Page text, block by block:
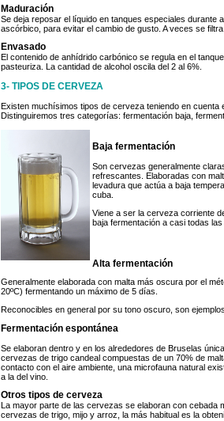
Maduración
Se deja reposar el líquido en tanques especiales durante
ascórbico, para evitar el cambio de gusto. A veces se
Envasado
El contenido de anhídrido carbónico se regula en el
pasteuriza. La cantidad de alcohol oscila del 2 al 6%.
3- TIPOS DE CERVEZA
Existen muchísimos tipos de cerveza teniendo en cuenta
Distinguiremos tres categorías: fermentación baja,
Baja fermentación
Son cervezas generalmente
refrescantes. Elaboradas con
levadura que actúa a baja
cuba.
Viene a ser la cerveza corriente
baja fermentación a casi todas
Alta fermentación
Generalmente elaborada con malta más oscura por el
20ºC) fermentando un máximo de 5 días.
Reconocibles en general por su tono oscuro, son
Fermentación espontánea
Se elaboran dentro y en los alrededores de Bruselas
cervezas de trigo candeal compuestas de un 70% de
contacto con el aire ambiente, una microfauna natural
a la del vino.
Otros tipos de cerveza
La mayor parte de las cervezas se elaboran con cebada
cervezas de trigo, mijo y arroz, la más habitual es la